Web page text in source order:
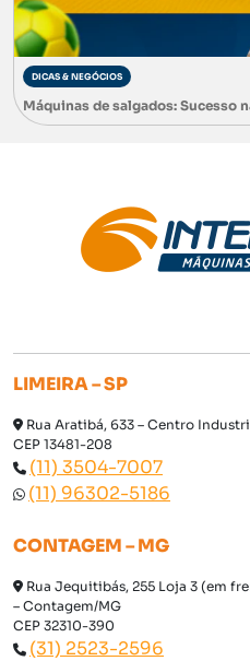
DICAS & NEGÓCIOS
Máquinas de salgados: Sucesso
LIMEIRA – SP
Rua Aratibá, 633 – Centro
CEP 13481-208
(11) 3504-7007
(11) 96302-5186
CONTAGEM – MG
Rua Jequitibás, 255 Loja 3 (em
– Contagem/MG
CEP 32310-390
(31) 2523-2596